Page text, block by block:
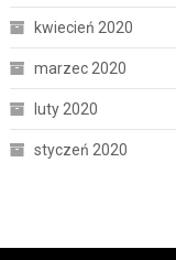
kwiecień 2020
marzec 2020
luty 2020
styczeń 2020